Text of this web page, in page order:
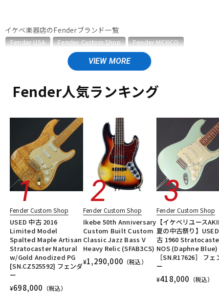
パーカッション
キーボード 電子ピアノ
管楽器
アンプ エフェクター
DTM オンライン納品 レコーディング機器
配信/ライブ機器 楽器アクセサリ
イケベ楽器店のFenderブランド一覧
Fender USA Fender Custom Shop
Fender MEXICO
Fender Made in Japan
Fender Standard Series
Fender Japan
Fender Made in Japanのカテゴリ
エレキギター/#Traditional Stratocaster
エレキギター/#Traditional Mustang
エレキギター/#Traditional Jazzmaster
エレキギター/#Traditional Jaguar
エレキギター/#Hybrid II Telecaster
エレキギター/#Hybrid II Stratocaster
エレキギター/#Hybrid II Jazzmaster
エレキギター/#Heritage Telecaster
エレキギター/#Heritage Stratocaster
ベース
ベース/#Traditional Precision Bass
ベース/#Traditional Jazz Bass
ベース/#Heritage Precision Bass
ベース/#Heritage Jazz Bass
ユーズド ヴィンテージ ALL
Fender人気ランキング
Fender Custom Shop
USED 中古 2016
Limited Model
Spalted Maple Artisan
Stratocaster Natural
w/Gold Anodized PG
[SN.CZ525592] フェンダ
ー
¥698,000 （税込）
Fender Custom Shop
Ikebe 50th Anniversary
Custom Built Custom
Classic Jazz Bass V
Heavy Relic (SFAB3CS)
¥1,290,000 （税込）
Fender Custom Shop
【イケベリユース
夏の中古祭り】
古 1960
NOS (Daphne Blue)
［SN.R17626］ フェ
ー
¥418,000 （税込）